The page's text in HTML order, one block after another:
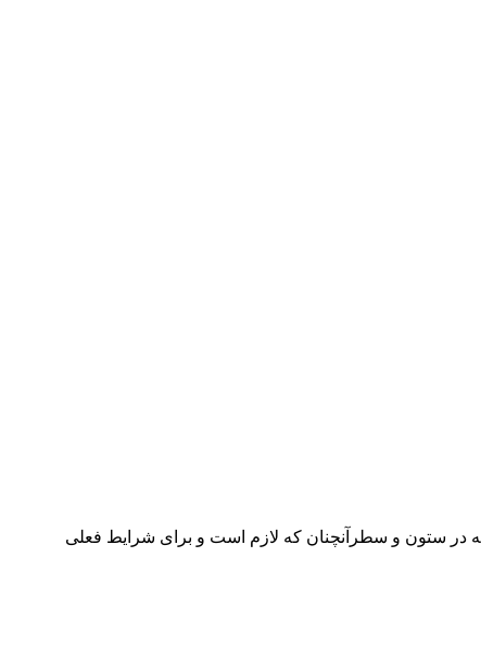
در ستون و سطرآنچنان که لازم است و برای شرایط فعلی